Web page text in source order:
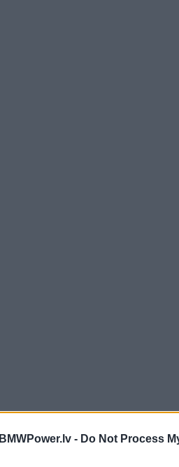
BMWPower.lv - Do Not Process